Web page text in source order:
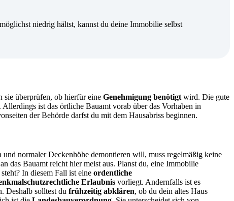
niedrig hältst, kannst du deine Immobilie selbst
sie überprüfen, ob hierfür eine Genehmigung benötigt wird. Die gute
ist das örtliche Bauamt vorab über das Vorhaben in
der Behörde darfst du mit dem Hausabriss beginnen.
normaler Deckenhöhe demontieren will, muss regelmäßig keine
das Bauamt reicht hier meist aus. Planst du, eine Immobilie
steht? In diesem Fall ist eine ordentliche
Erlaubnisvorliegt. Andernfalls ist es
Deshalb solltest du frühzeitig abklären, ob du dein altes Haus